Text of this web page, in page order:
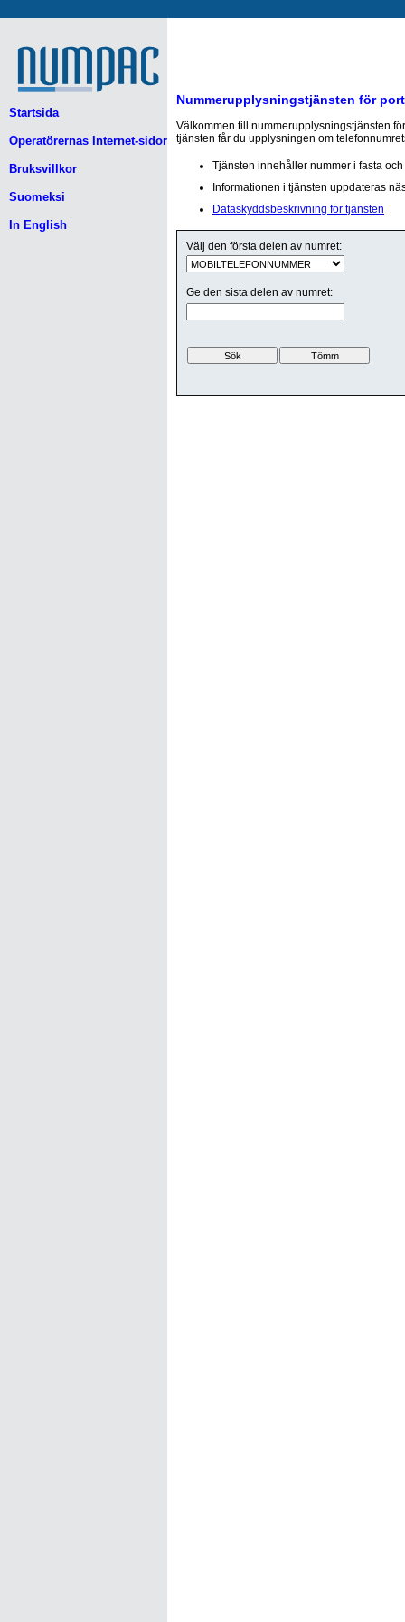
Startsida
Operatörernas Internet-sidor
Bruksvillkor
Suomeksi
In English
Nummerupplysningstjänsten för
Välkommen till nummerupplysningstjänsten
tjänsten får du upplysningen om
Tjänsten innehåller nummer i fasta
Informationen i tjänsten uppdateras
Dataskyddsbeskrivning för tjänsten
Välj den första delen av numret:
Ge den sista delen av numret: